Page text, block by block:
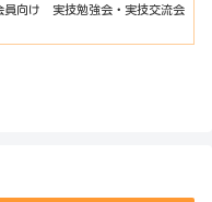
員向け 実技勉強会・実技交流会